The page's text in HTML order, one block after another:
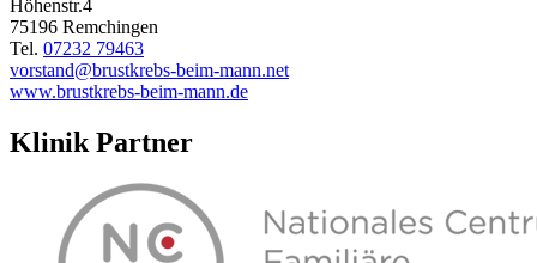
Höhenstr.4
75196 Remchingen
Tel. 07232 79463
vorstand@brustkrebs-beim-mann.net
www.brustkrebs-beim-mann.de
Klinik Partner